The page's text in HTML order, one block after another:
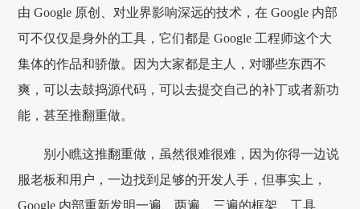
由 Google 原创、对业界影响深远的技术，在 Google 内部
可不仅仅是身外的工具，它们都是 Google 工程师这个大
集体的作品和骄傲。因为大家都是主人，对哪些东西不
爽，可以去鼓捣源代码，可以去提交自己的补丁或者新功
能，甚至推翻重做。
别小瞧这推翻重做，虽然很难很难，因为你得一边说
服老板和用户，一边找到足够的开发人手，但事实上，
Google 内部重新发明一遍、两遍、三遍的框架、工具、